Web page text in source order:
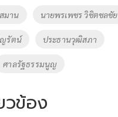
k
มาน นายพรเพชร วิชิตชลชัย
ญรัตน์ ประธานวุฒิสภา
ศาลรัฐธรรมนูญ
วข้อง